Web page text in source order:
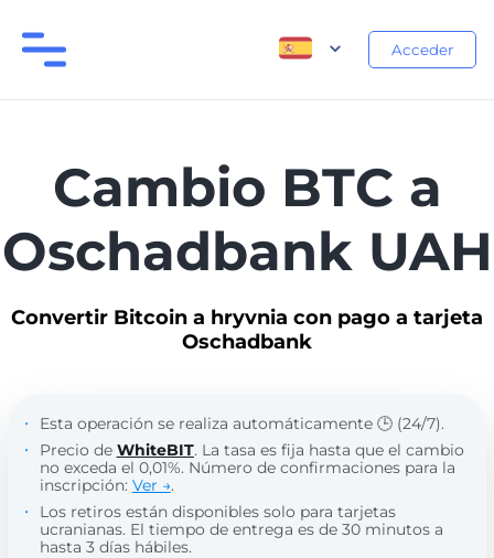
Acceder
Cambio BTC a
Oschadbank UAH
Convertir Bitcoin a hryvnia con pago a tarjeta
Oschadbank
Esta operación se realiza automáticamente 🕒 (24/7).
Precio de WhiteBIT. La tasa es fija hasta que el cambio
no exceda el 0,01%. Número de confirmaciones para la
inscripción: Ver →.
Los retiros están disponibles solo para tarjetas
ucranianas. El tiempo de entrega es de 30 minutos a
hasta 3 días hábiles.